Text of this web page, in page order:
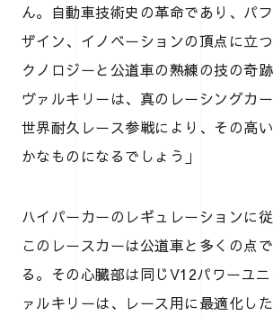
ん。自動車技術史の革命であり、パ
ザイン、イノベーションの頂点に立
クノロジーと公道車の熟練の技の奇
ヴァルキリーは、真のレーシングカ
世界耐久レース参戦により、その高
かなものになるでしょう」
ハイパーカーのレギュレーションに従
このレースカーは公道車と多くの点
る。その心臓部は同じV12パワーユ
ァルキリーは、レース用に最適化し